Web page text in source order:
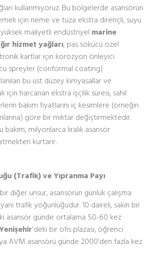
kullanmıyoruz. Bu bölgelerde asansörün
için neme ve tuza ekstra dirençli, suyu
maliyetli endüstriyel marine
hizmet yağları, pas sökücü özel
kartlar için korozyon önleyici
spreyler (conformal coating)
bu üst düzey kimyasallar ve
için harcanan ekstra işçilik süresi, sahil
bakım fiyatlarını iç kesimlere (örneğin
göre bir miktar değiştirmektedir.
milyonlarca liralık asansör
kurtarır.
(Trafik) ve Yıpranma Payı
diğer unsur, asansörün günlük çalışma
trafik yoğunluğudur. 10 daireli, sakin bir
asansör günde ortalama 50-60 kez
'deki bir ofis plazası, öğrenci
AVM asansörü günde 2000'den fazla kez